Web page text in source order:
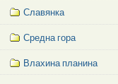
Славянка
Средна гора
Влахина планина